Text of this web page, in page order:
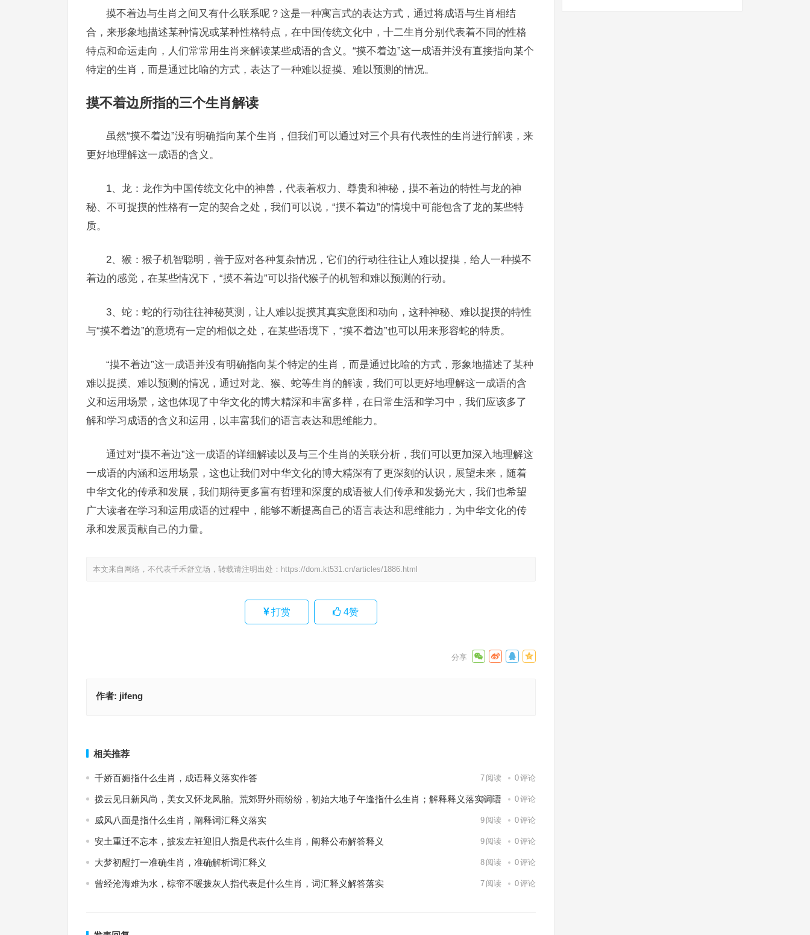
摸不着边与生肖之间又有什么联系呢？这是一种寓言式的表达方式，通过将成语与生肖相结
合，来形象地描述某种情况或某种性格特点，在中国传统文化中，十二生肖分别代表着不同的性格
特点和命运走向，人们常常用生肖来解读某些成语的含义。“摸不着边”这一成语并没有直接指向某个
特定的生肖，而是通过比喻的方式，表达了一种难以捉摸、难以预测的情况。
摸不着边所指的三个生肖解读
虽然“摸不着边”没有明确指向某个生肖，但我们可以通过对三个具有代表性的生肖进行解读，来
更好地理解这一成语的含义。
1、龙：龙作为中国传统文化中的神兽，代表着权力、尊贵和神秘，摸不着边的特性与龙的神
秘、不可捉摸的性格有一定的契合之处，我们可以说，“摸不着边”的情境中可能包含了龙的某些特
质。
2、猴：猴子机智聪明，善于应对各种复杂情况，它们的行动往往让人难以捉摸，给人一种摸不
着边的感觉，在某些情况下，“摸不着边”可以指代猴子的机智和难以预测的行动。
3、蛇：蛇的行动往往神秘莫测，让人难以捉摸其真实意图和动向，这种神秘、难以捉摸的特性
与“摸不着边”的意境有一定的相似之处，在某些语境下，“摸不着边”也可以用来形容蛇的特质。
“摸不着边”这一成语并没有明确指向某个特定的生肖，而是通过比喻的方式，形象地描述了某种
难以捉摸、难以预测的情况，通过对龙、猴、蛇等生肖的解读，我们可以更好地理解这一成语的含
义和运用场景，这也体现了中华文化的博大精深和丰富多样，在日常生活和学习中，我们应该多了
解和学习成语的含义和运用，以丰富我们的语言表达和思维能力。
通过对“摸不着边”这一成语的详细解读以及与三个生肖的关联分析，我们可以更加深入地理解这
一成语的内涵和运用场景，这也让我们对中华文化的博大精深有了更深刻的认识，展望未来，随着
中华文化的传承和发展，我们期待更多富有哲理和深度的成语被人们传承和发扬光大，我们也希望
广大读者在学习和运用成语的过程中，能够不断提高自己的语言表达和思维能力，为中华文化的传
承和发展贡献自己的力量。
本文来自网络，不代表千禾舒立场，转载请注明出处： https://dom.kt531.cn/articles/1886.html
打赏 4赞
作者: jifeng
相关推荐
千娇百媚指什么生肖，成语释义落实作答 7 阅读 0评论
拨云见日新风尚，美女又怀龙凤胎。荒郊野外雨纷纷，初始大地子午逢指什么生肖；解释释义落实词语
9阅读 0评论
威风八面是指什么生肖，阐释词汇释义落实 9 阅读 0评论
安土重迁不忘本，披发左衽迎旧人指是代表什么生肖，阐释公布解答释义 9 阅读 0评论
大梦初醒打一准确生肖，准确解析词汇释义 8 阅读 0评论
曾经沧海难为水，棕帘不暖拨灰人指代表是什么生肖，词汇释义解答落实 7 阅读 0评论